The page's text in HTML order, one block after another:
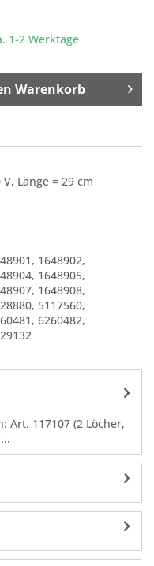
1-2 Werktage
Warenkorb
V, Länge = 29 cm
, 1648902,
, 1648905,
, 1648908,
, 5117560,
,6260482,
Art. 117107 (2 Löcher,